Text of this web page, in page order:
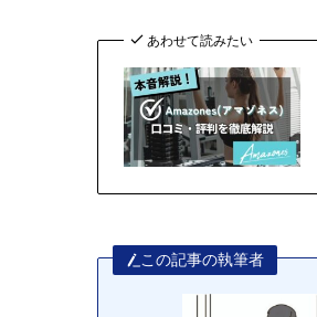
あわせて読みたい
この記事の執筆者